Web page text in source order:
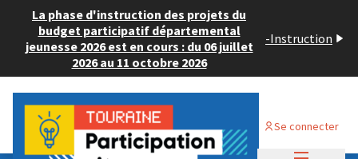
La phase d'instruction des projets du
budget participatif départemental
jeunesse 2026 est en cours : du 06 juillet
2026 au 11 octobre 2026
-Instruction
Se connecter